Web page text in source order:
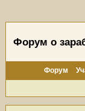
Форум о
Форум